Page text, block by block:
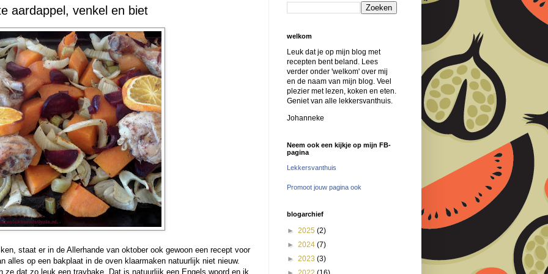
aardappel, venkel en biet
staat er in de Allerhande van oktober ook gewoon een recept voor
alles op een bakplaat in de oven klaarmaken natuurlijk niet nieuw.
ze dat zo leuk een traybake. Dat is natuurlijk een Engels woord en ik
welkom
Leuk dat je op mijn blog met
recepten bent beland. Lees
verder onder 'welkom' over mij
en de naam van mijn blog. Veel
plezier met lezen, koken en eten.
Geniet van alle lekkersvanthuis.
Johanneke
Neem ook een kijkje op mijn FB-
pagina
Lekkersvanthuis
Promoot jouw pagina ook
blogarchief
► 2025 (2)
► 2024 (7)
► 2023 (3)